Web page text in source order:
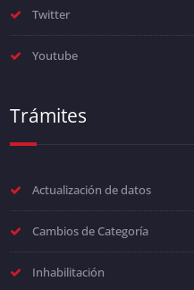
Twitter
Youtube
Trámites
Actualización de datos
Cambios de Categoría
Inhabilitación